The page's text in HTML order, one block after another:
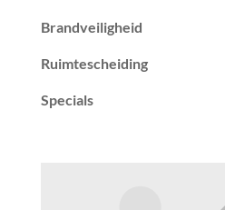
Brandveiligheid
Ruimtescheiding
Specials